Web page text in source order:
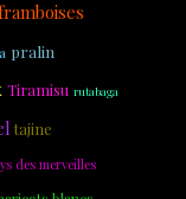
pralin
Tiramisu rutabaga
tajine
des merveilles